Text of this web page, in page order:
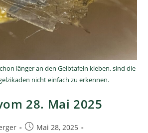
länger an den Gelbtafeln kleben, sind die
nicht einfach zu erkennen.
28. Mai 2025
Mai 28, 2025